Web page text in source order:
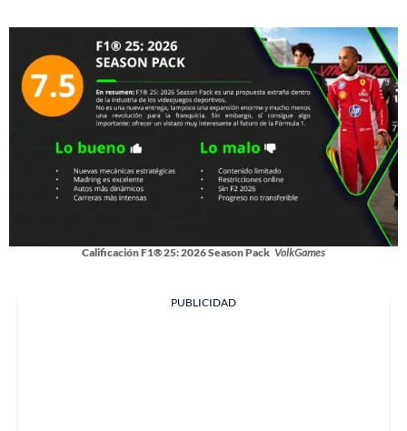
Calificación F1® 25: 2026 Season Pack VolkGames
PUBLICIDAD